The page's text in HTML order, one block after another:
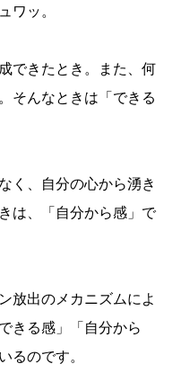
ワッ。
できたとき。また、何
そんなときは「できる
く、自分の心から湧き
は、「自分から感」で
放出のメカニズムによ
きる感」「自分から
るのです。